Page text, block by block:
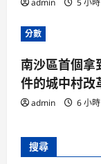
分數
南沙區首個拿
件的城中村改
admin 6 小
搜尋